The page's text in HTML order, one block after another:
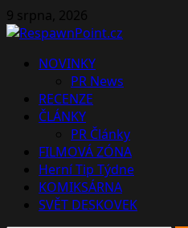
Skip
to
9 srpna, 2026
PrimaryNOVINKY
PR News
RECENZE
ČLÁNKY
PR Články
FILMOVÁ ZÓNA
Herní Tip Týdne
KOMIKSÁRNA
SVĚT DESKOVEK